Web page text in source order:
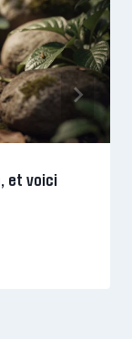
et voici